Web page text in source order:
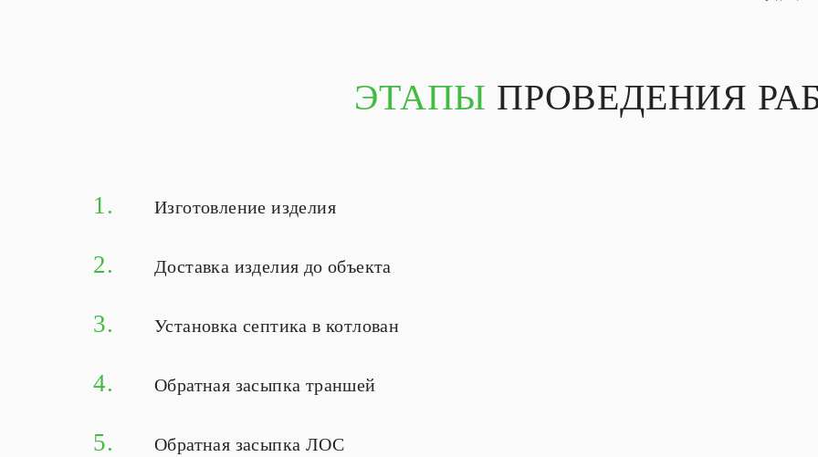
ЭТАПЫ ПРОВЕДЕНИЯ
1. Изготовление изделия
2. Доставка изделия до объекта
3. Установка септика в котлован
4. Обратная засыпка траншей
5. Обратная засыпка ЛОС